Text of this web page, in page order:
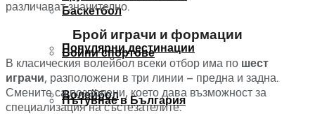
Популярни дестинации
Пътувнае в България
Баскетбол
Бойни спортове
Волейбол
различават значително.
Брой играчи и формации
В класическия волейбол всеки отбор има по шест
играчи, разположени в три линии – предна и задна.
Смените са позволени, което дава възможност за
специализация на състезателите.